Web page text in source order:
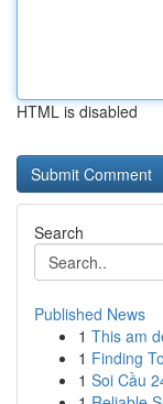
HTML is disabled
Search
Published News
1 This am
1 Finding
1 Soi Cầu